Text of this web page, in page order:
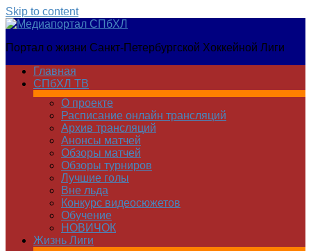
Skip to content
Медиапортал
Портал о жизни Санкт-Петербургской Хоккейной Лиги
Главная
СПбХЛ ТВ
О проекте
Расписание онлайн трансляций
Архив трансляций
Анонсы матчей
Обзоры матчей
Обзоры турниров
Лучшие голы
Вне льда
Конкурс видеосюжетов
Обучение
НОВИЧОК
Жизнь Лиги